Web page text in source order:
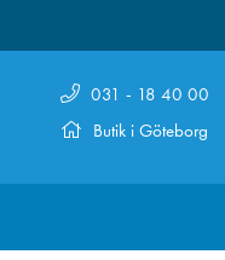
031 - 18 40 00
Butik i Göteborg